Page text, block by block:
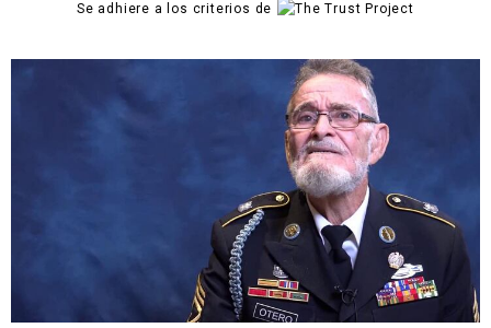
Se adhiere a los criterios de